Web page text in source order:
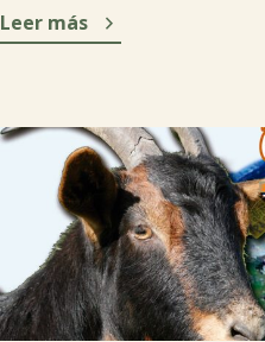

Leer más 